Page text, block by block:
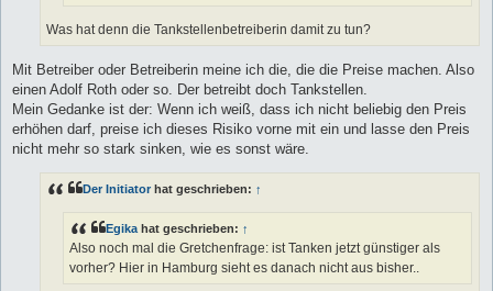
Was hat denn die Tankstellenbetreiberin damit zu tun?
Mit Betreiber oder Betreiberin meine ich die, die die Preise machen. Also
einen Adolf Roth oder so. Der betreibt doch Tankstellen.
Mein Gedanke ist der: Wenn ich weiß, dass ich nicht beliebig den Preis
erhöhen darf, preise ich dieses Risiko vorne mit ein und lasse den Preis
nicht mehr so stark sinken, wie es sonst wäre.
Der Initiator hat geschrieben: ↑
Egikahat geschrieben: ↑
Also noch mal die Gretchenfrage: ist Tanken jetzt günstiger als
vorher? Hier in Hamburg sieht es danach nicht aus bisher..